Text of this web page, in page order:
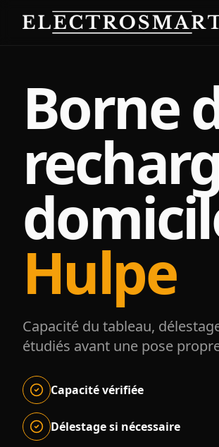
Aller au contenu principal
Borne
Hulpe
Capacité du tableau,
étudiés avant une pose
Capacité vérifiée
Délestage si nécessaire